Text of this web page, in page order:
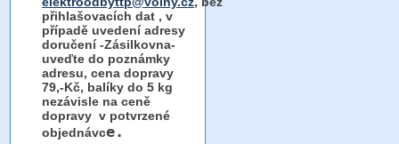
přihlašovacích dat , v
případě uvedení adresy
doručení -Zásilkovna-
uveďte do poznámky
adresu, cena dopravy
79,-Kč, balíky do 5 kg
nezávisle na ceně
dopravy v potvrzené
objednávce.